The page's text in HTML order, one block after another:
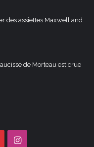
des assiettes Maxwell and
de Morteau est crue
Instagram